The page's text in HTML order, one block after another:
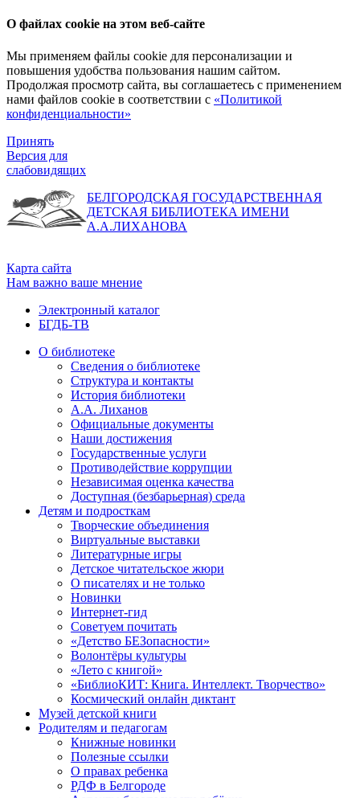
О файлах cookie на этом веб-сайте
Мы применяем файлы cookie для персонализации и
повышения удобства пользования нашим сайтом.
Продолжая просмотр сайта, вы соглашаетесь с применением
нами файлов cookie в соответствии с «Политикой
конфиденциальности»
Принять
Версия для
слабовидящих
БЕЛГОРОДСКАЯ ГОСУДАРСТВЕННАЯ
ДЕТСКАЯ БИБЛИОТЕКА ИМЕНИ
А.А.ЛИХАНОВА
Карта сайта
Нам важно ваше мнение
Электронный каталог
БГДБ-ТВ
О библиотеке
Сведения о библиотеке
Структура и контакты
История библиотеки
А.А. Лиханов
Официальные документы
Наши достижения
Государственные услуги
Противодействие коррупции
Независимая оценка качества
Доступная (безбарьерная) среда
Детям и подросткам
Творческие объединения
Виртуальные выставки
Литературные игры
Детское читательское жюри
О писателях и не только
Новинки
Интернет-гид
Советуем почитать
«Детство БЕЗопасности»
Волонтёры культуры
«Лето с книгой»
«БиблиоКИТ: Книга. Интеллект. Творчество»
Космический онлайн диктант
Музей детской книги
Родителям и педагогам
Книжные новинки
Полезные ссылки
О правах ребенка
РДФ в Белгороде